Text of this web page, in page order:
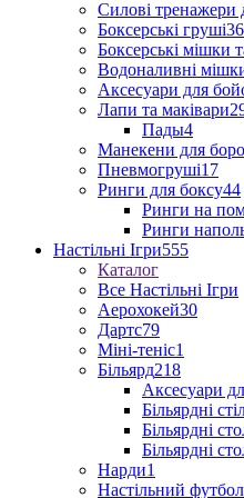
Силові тренажери
Боксерські груші36
Боксерські мішки
Водоналивні
Аксесуари для
Лапи та маківари
Пады4
Манекени для
Пневмогруші17
Ринги для боксу44
Ринги на
Ринги
Настільні Ігри555
Каталог
Все Настільні Ігри
Аерохокей30
Дартс79
Міні-теніс1
Більярд218
Аксесуари
Більярдні
Більярдні
Більярдні
Нарди1
Настільний футбол